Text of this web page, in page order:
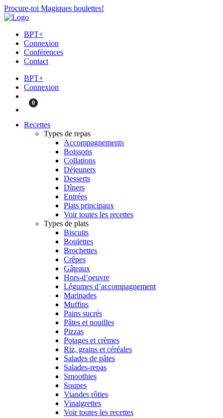
Procure-toi Magiques boulettes!
BPT+
Connexion
Conférences
Contact
BPT+
Connexion
0
Recettes
Types de repas
Accompagnements
Boissons
Collations
Déjeuners
Desserts
Dîners
Entrées
Plats principaux
Voir toutes les recettes
Types de plats
Biscuits
Boulettes
Brochettes
Crêpes
Gâteaux
Hors-d’oeuvre
Légumes d’accompagnement
Marinades
Muffins
Pains sucrés
Pâtes et nouilles
Pizzas
Potages et crèmes
Riz, grains et céréales
Salades de pâtes
Salades-repas
Smoothies
Soupes
Viandes rôties
Vinaigrettes
Voir toutes les recettes